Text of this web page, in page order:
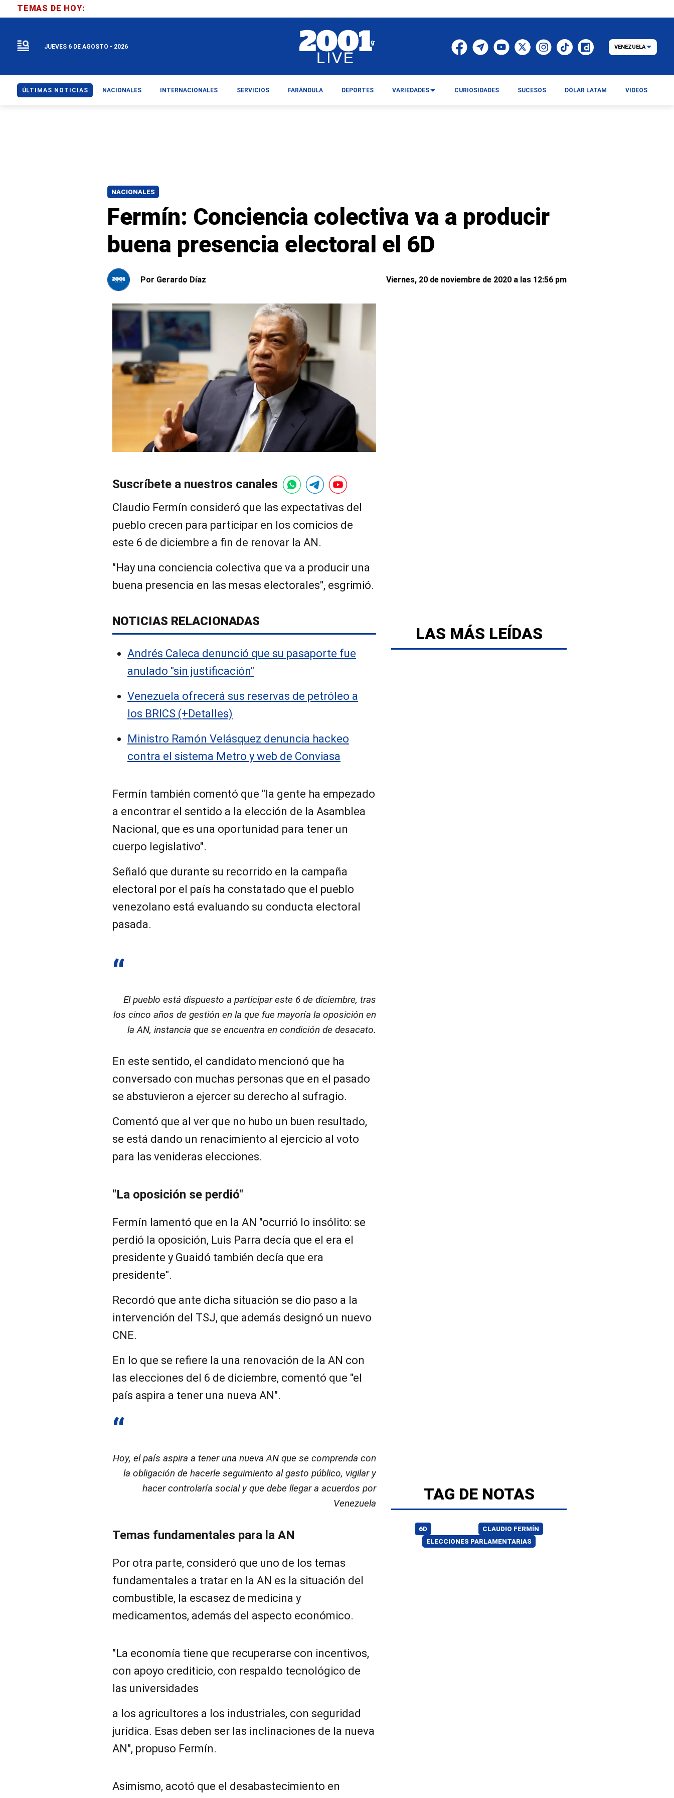
NACIONALES
Fermín: Conciencia colectiva va a producir
buena presencia electoral el 6D
Por Gerardo Díaz Viernes, 20 de noviembre de 2020 a las 12:56 pm
Suscríbete a nuestros canales
Claudio Fermín consideró que las expectativas del
pueblo crecen para participar en los comicios de
este 6 de diciembre a fin de renovar la AN.
"Hay una conciencia colectiva que va a producir una
buena presencia en las mesas electorales", esgrimió.
NOTICIAS RELACIONADAS
Andrés Caleca denunció que su pasaporte fue
anulado "sin justificación"
Venezuela ofrecerá sus reservas de petróleo a
los BRICS (+Detalles)
Ministro Ramón Velásquez denuncia hackeo
contra el sistema Metro y web de Conviasa
Fermín también comentó que "la gente ha empezado
a encontrar el sentido a la elección de la Asamblea
Nacional, que es una oportunidad para tener un
cuerpo legislativo".
Señaló que durante su recorrido en la campaña
electoral por el país ha constatado que el pueblo
venezolano está evaluando su conducta electoral
pasada.
El pueblo está dispuesto a participar este 6 de diciembre, tras
los cinco años de gestión en la que fue mayoría la oposición en
la AN, instancia que se encuentra en condición de desacato.
En este sentido, el candidato mencionó que ha
conversado con muchas personas que en el pasado
se abstuvieron a ejercer su derecho al sufragio.
Comentó que al ver que no hubo un buen resultado,
se está dando un renacimiento al ejercicio al voto
para las venideras elecciones.
"La oposición se perdió"
Fermín lamentó que en la AN "ocurrió lo insólito: se
perdió la oposición, Luis Parra decía que el era el
presidente y Guaidó también decía que era
presidente".
Recordó que ante dicha situación se dio paso a la
intervención del TSJ, que además designó un nuevo
CNE.
En lo que se refiere la una renovación de la AN con
las elecciones del 6 de diciembre, comentó que "el
país aspira a tener una nueva AN".
Hoy, el país aspira a tener una nueva AN que se comprenda con
la obligación de hacerle seguimiento al gasto público, vigilar y
hacer controlaría social y que debe llegar a acuerdos por
Venezuela
Temas fundamentales para la AN
Por otra parte, consideró que uno de los temas
fundamentales a tratar en la AN es la situación del
combustible, la escasez de medicina y
medicamentos, además del aspecto económico.
"La economía tiene que recuperarse con incentivos,
con apoyo crediticio, con respaldo tecnológico de
las universidades
a los agricultores a los industriales, con seguridad
jurídica. Esas deben ser las inclinaciones de la nueva
AN", propuso Fermín.
Asimismo, acotó que el desabastecimiento en
LAS MÁS LEÍDAS
TAG DE NOTAS
6D
CLAUDIO FERMÍN
ELECCIONES PARLAMENTARIAS
TEMAS DE HOY:
JUEVES 6 DE AGOSTO - 2026 VENEZUELA
ÚLTIMAS NOTICIAS NACIONALES INTERNACIONALES SERVICIOS FARÁNDULA DEPORTES VARIEDADES CURIOSIDADES SUCESOS DÓLAR LATAM VIDEOS